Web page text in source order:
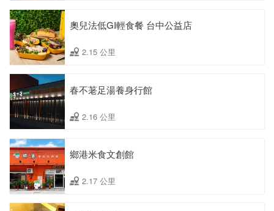
奧兒法低GI輕食餐 台中公益店
2.15 公里
春不荖足湯養身行館
2.16 公里
鄉港米食文創館
2.17 公里